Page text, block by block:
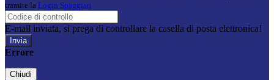
tramite la Login Spaggiari
E-mail inviata, si prega di controllare la casella di posta elettronica!
Errore
Chiudi